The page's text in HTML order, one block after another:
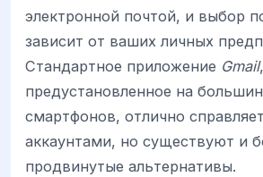
электронной почтой, и выбор
зависит от ваших личных
Стандартное приложение Gmail,
предустановленное на
смартфонов, отлично
аккаунтами, но существуют и
продвинутые альтернативы.